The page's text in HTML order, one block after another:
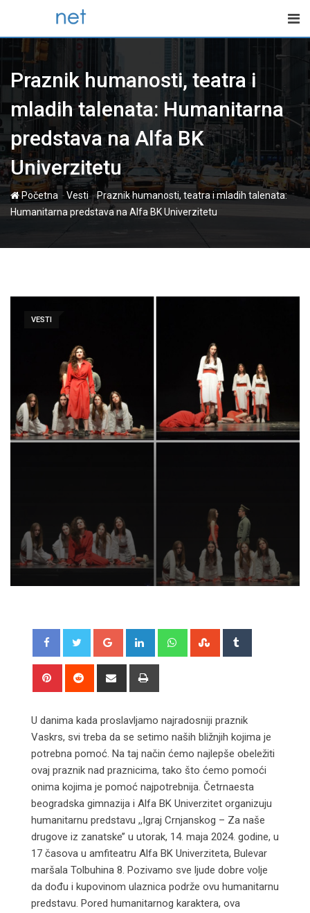
content
Praznik humanosti, teatra i
mladih talenata: Humanitarna
predstava na Alfa BK
Univerzitetu
Početna -Vesti-Praznik humanosti, teatra i mladih talenata:
Humanitarna predstava na Alfa BK Univerzitetu
VESTI
Google+ LinkedIn WhatsappStumbleUpon
Pinterest Reddit
Share
U danima kada proslavljamo najradosniji praznik
Vaskrs, svi treba da se setimo naših bližnjih kojima je
potrebna pomoć. Na taj način ćemo najlepše obeležiti
ovaj praznik nad praznicima, tako što ćemo pomoći
onima kojima je pomoć najpotrebnija. Četrnaesta
beogradska gimnazija i Alfa BK Univerzitet organizuju
humanitarnu predstavu ,,Igraj Crnjanskog – Za naše
drugove iz zanatske’’ u utorak, 14. maja 2024. godine, u
17 časova u amfiteatru Alfa BK Univerziteta, Bulevar
maršala Tolbuhina 8. Pozivamo sve ljude dobre volje
da dođu i kupovinom ulaznica podrže ovu humanitarnu
predstavu. Pored humanitarnog karaktera, ova